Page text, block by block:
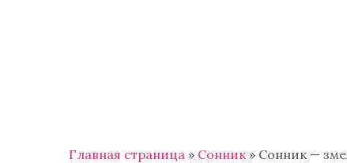
Главная страница » Сонник» Сонник —